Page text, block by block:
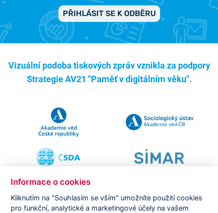
PŘIHLÁSIT SE K ODBĚRU
Vizuální podoba tiskových zpráv vznikla za podpory
Strategie AV21 "Paměť v digitálním věku".
Informace o cookies
Kliknutím na "Souhlasím se vším" umožníte použití cookies
pro funkční, analytické a marketingové účely na vašem